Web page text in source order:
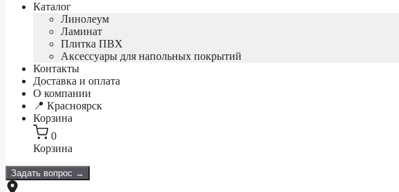
Каталог
Линолеум
Ламинат
Плитка ПВХ
Аксессуары для напольных покрытий
Контакты
Доставка и оплата
О компании
📍 Красноярск
Корзина
0
Корзина
Задать вопрос →